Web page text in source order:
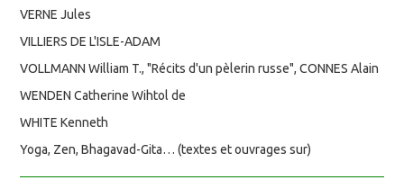
VERNE Jules
VILLIERS DE L'ISLE-ADAM
VOLLMANN William T., "Récits d'un pèlerin russe", CONNES Alain
WENDEN Catherine Wihtol de
WHITE Kenneth
Yoga, Zen, Bhagavad-Gita… (textes et ouvrages sur)